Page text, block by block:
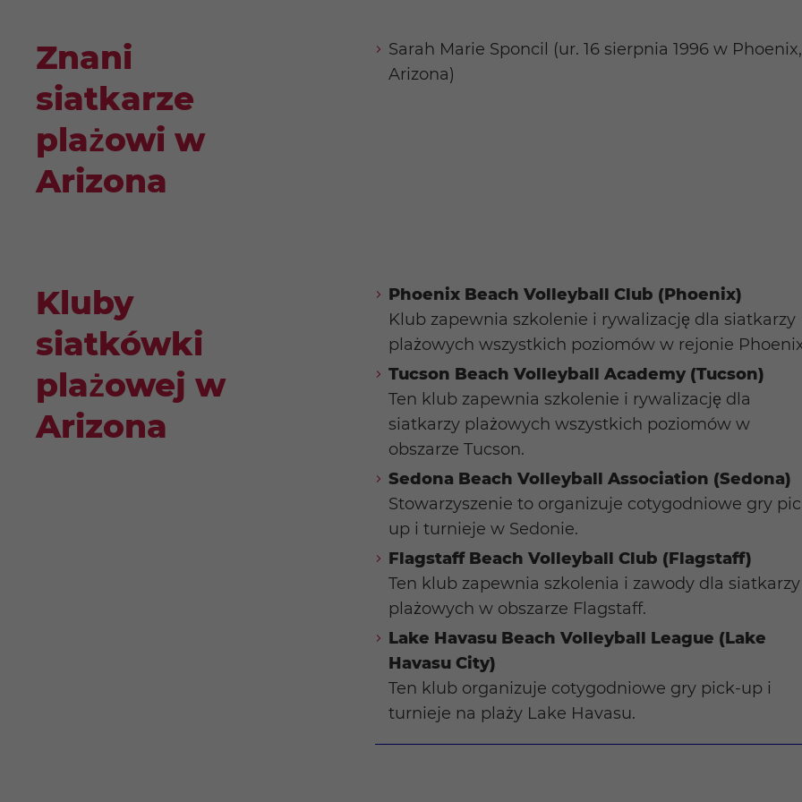
Znani
siatkarze
plażowi w
Arizona
Sarah Marie Sponcil (ur. 16 sierpnia 1996 w Phoenix,
Arizona)
Kluby
siatkówki
plażowej w
Arizona
Phoenix Beach Volleyball Club (Phoenix)
Klub zapewnia szkolenie i rywalizację dla siatkarzy
plażowych wszystkich poziomów w rejonie
Tucson Beach Volleyball Academy (Tucson)
Ten klub zapewnia szkolenie i rywalizację dla
siatkarzy plażowych wszystkich poziomów w
obszarze Tucson.
Sedona Beach Volleyball Association (Sedona)
Stowarzyszenie to organizuje cotygodniowe gry
up i turnieje w Sedonie.
Flagstaff Beach Volleyball Club (Flagstaff)
Ten klub zapewnia szkolenia i zawody dla siatkarzy
plażowych w obszarze Flagstaff.
Lake Havasu Beach Volleyball League (Lake
Havasu City)
Ten klub organizuje cotygodniowe gry pick-up i
turnieje na plaży Lake Havasu.